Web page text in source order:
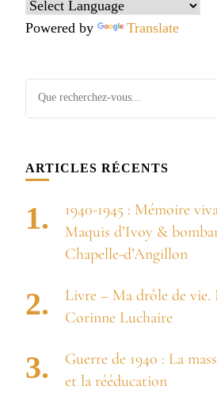
Powered by Translate
Vous
recherchiez
ARTICLES RÉCENTS
1940-1945 : Mémoire
Maquis d’Ivoy &
Chapelle-d’Angillon
Livre – Ma drôle de vie.
Corinne Luchaire
Guerre de 1940 : La
et la rééducation